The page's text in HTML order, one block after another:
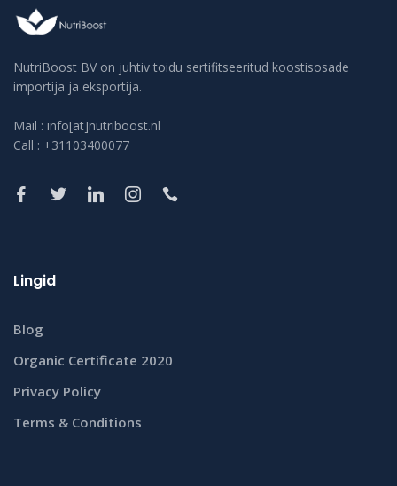
NutriBoost BV on juhtiv toidu sertifitseeritud koostisosade
importija ja eksportija.
Mail : info[at]nutriboost.nl
Call : +31103400077
Lingid
Blog
Organic Certificate 2020
Privacy Policy
Terms & Conditions